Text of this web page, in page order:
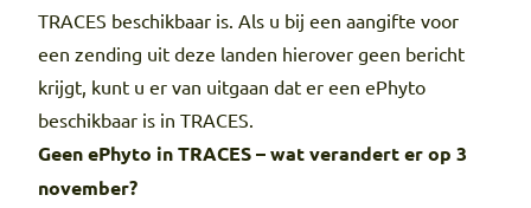
TRACES beschikbaar is. Als u bij een aangifte voor
een zending uit deze landen hierover geen bericht
krijgt, kunt u er van uitgaan dat er een ePhyto
beschikbaar is in TRACES.
Geen ePhyto in TRACES – wat verandert er op 3
november?